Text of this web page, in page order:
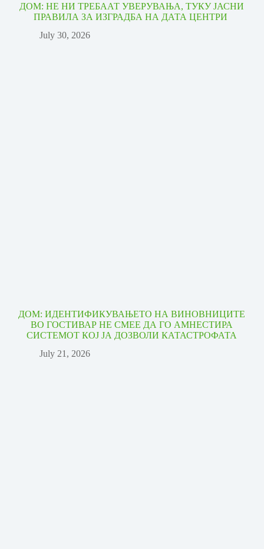
ДОМ: НЕ НИ ТРЕБААТ УВЕРУВАЊА, ТУКУ ЈАСНИ
ПРАВИЛА ЗА ИЗГРАДБА НА ДАТА ЦЕНТРИ
July 30, 2026
ДОМ: ИДЕНТИФИКУВАЊЕТО НА ВИНОВНИЦИТЕ
ВО ГОСТИВАР НЕ СМЕЕ ДА ГО АМНЕСТИРА
СИСТЕМОТ КОЈ ЈА ДОЗВОЛИ КАТАСТРОФАТА
July 21, 2026